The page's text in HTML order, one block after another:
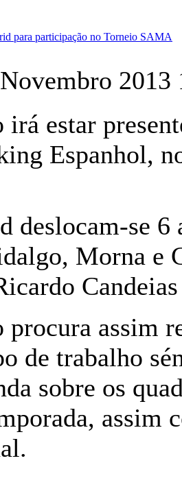
para participação no Torneio SAMA
2013
estar
Espanhol,
deslocam-se
Morna e
assim
de trabalho
sobre os
assim